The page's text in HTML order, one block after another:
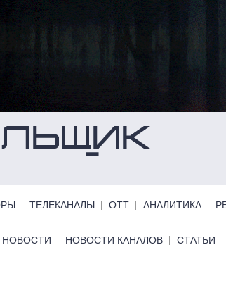
ТЕЛЕКАНАЛЫ ОТТ АНАЛИТИКА
НОВОСТИ НОВОСТИ КАНАЛОВ СТАТЬИ